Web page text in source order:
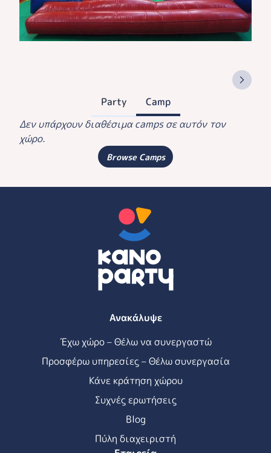
Party
Camp
Δεν υπάρχουν διαθέσιμα camps σε αυτόν τον
χώρο.
Browse Camps
Ανακάλυψε
Έχω χώρο – Θέλω να συνεργαστώ
Προσφέρω υπηρεσίες – Θέλω συνεργασία
Κάνε κράτηση χώρου
Συχνές ερωτήσεις
Blog
Πύλη διαχειριστή